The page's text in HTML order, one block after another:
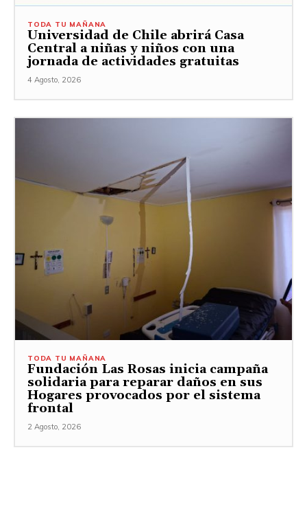
TODA TU MAÑANA
Universidad de Chile abrirá Casa
Central a niñas y niños con una
jornada de actividades gratuitas
4 Agosto, 2026
TODA TU MAÑANA
Fundación Las Rosas inicia campaña
solidaria para reparar daños en sus
Hogares provocados por el sistema
frontal
2 Agosto, 2026